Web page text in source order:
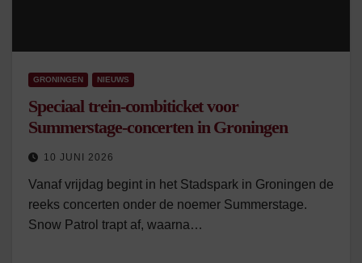
GRONINGEN NIEUWS
Speciaal trein-combiticket voor
Summerstage-concerten in Groningen
10 JUNI 2026
Vanaf vrijdag begint in het Stadspark in Groningen de
reeks concerten onder de noemer Summerstage.
Snow Patrol trapt af, waarna…